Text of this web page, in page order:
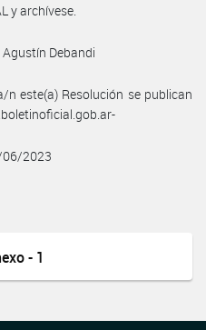
y archívese.
Debandi
n este(a) Resolución se publican
06/2023
- 1